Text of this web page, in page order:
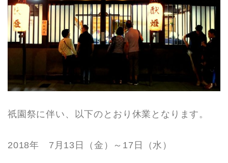
祇園祭に伴い、以下のとおり休業となります。
2018年 7月13日（金）～17日（水）